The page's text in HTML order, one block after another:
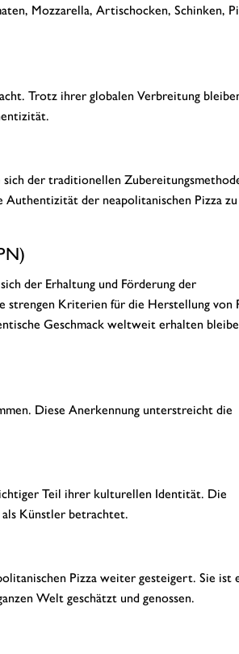
Mozzarella, Artischocken, Schinken,
Trotz ihrer globalen Verbreitung
der traditionellen
Authentizität der neapolitanischen Pizza zu
der Erhaltung und Förderung der
Kriterien für die Herstellung von
Geschmack weltweit erhalten
Diese Anerkennung unterstreicht die
Teil ihrer kulturellen Identität. Die
als Künstler betrachtet.
Pizza weiter gesteigert. Sie ist
Welt geschätzt und genossen.